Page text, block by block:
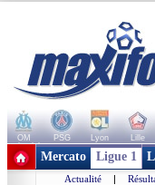
OM PSG Lyon Lille
+ de clubs
Mercato Ligue 1
Actualité |